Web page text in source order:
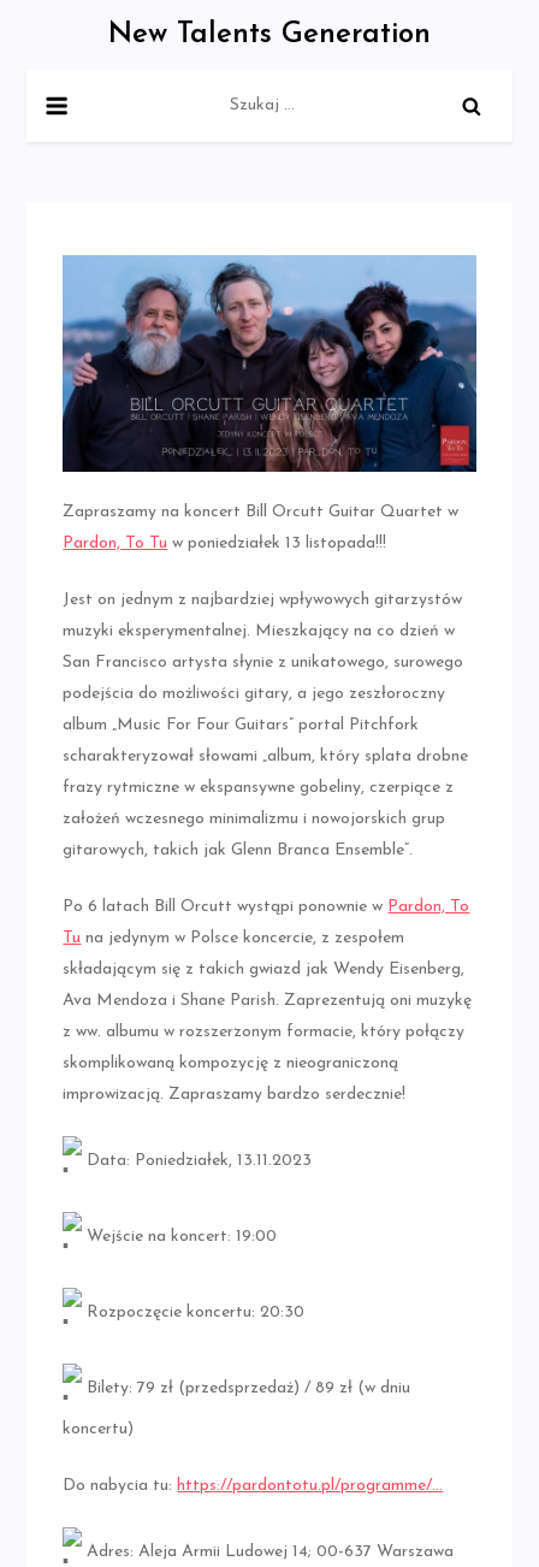
New Talents Generation
Zapraszamy na koncert Bill Orcutt Guitar Quartet w
Pardon, To Tu w poniedziałek 13 listopada!!!
Jest on jednym z najbardziej wpływowych gitarzystów
muzyki eksperymentalnej. Mieszkający na co dzień w
San Francisco artysta słynie z unikatowego, surowego
podejścia do możliwości gitary, a jego zeszłoroczny
album „Music For Four Guitars” portal Pitchfork
scharakteryzował słowami „album, który splata drobne
frazy rytmiczne w ekspansywne gobeliny, czerpiące z
założeń wczesnegominimalizmu i nowojorskich grup
gitarowych, takich jak Glenn Branca Ensemble”.
Po 6 latach Bill Orcutt wystąpi ponownie w Pardon, To
Tu na jedynym w Polsce koncercie, z zespołem
składającym się z takich gwiazd jak Wendy Eisenberg,
Ava Mendoza i Shane Parish. Zaprezentują oni muzykę
z ww. albumu w rozszerzonym formacie, który połączy
skomplikowaną kompozycję z nieograniczoną
improwizacją. Zapraszamy bardzo serdecznie!
Data: Poniedziałek, 13.11.2023
Wejście na koncert: 19:00
Rozpoczęcie koncertu: 20:30
Bilety: 79 zł (przedsprzedaż) / 89 zł (w dniu
koncertu)
Do nabycia tu: https://pardontotu.pl/programme/…
Adres: Aleja Armii Ludowej 14; 00-637 Warszawa